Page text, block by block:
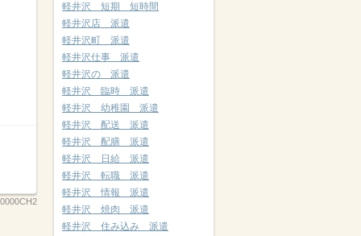
軽井沢 短期 短時間
軽井沢店 派遣
軽井沢町 派遣
軽井沢仕事 派遣
軽井沢の 派遣
軽井沢 臨時 派遣
軽井沢 幼稚園 派遣
軽井沢 配送 派遣
軽井沢 配膳 派遣
軽井沢 日給 派遣
軽井沢 転職 派遣
軽井沢 情報 派遣
軽井沢 焼肉 派遣
軽井沢 住み込み 派遣